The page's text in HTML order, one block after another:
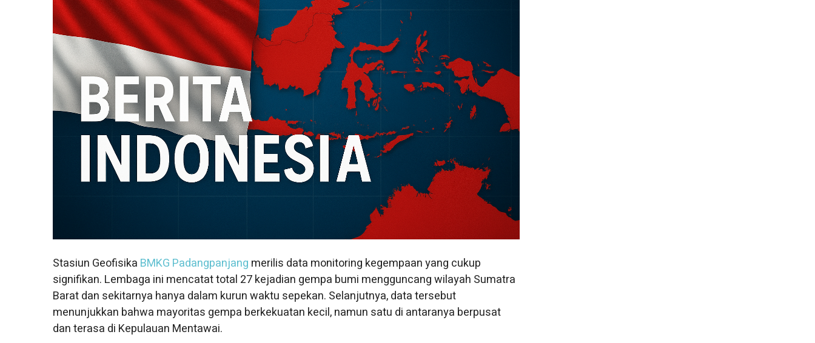
Stasiun Geofisika BMKG Padangpanjang merilis data monitoring kegempaan yang cukup
signifikan. Lembaga ini mencatat total 27 kejadian gempa bumi mengguncang wilayah Sumatra
Barat dan sekitarnya hanya dalam kurun waktu sepekan. Selanjutnya, data tersebut
menunjukkan bahwa mayoritas gempa berkekuatan kecil, namun satu di antaranya berpusat
dan terasa di Kepulauan Mentawai.